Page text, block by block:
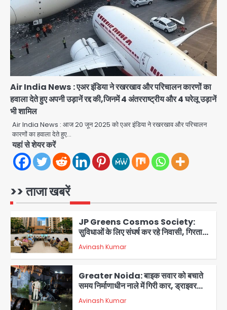
Air India News : एअर इंडिया ने रखरखाव और परिचालन कारणों का
हवाला देते हुए अपनी उड़ानें रद्द की,जिनमें 4 अंतरराष्ट्रीय और 4 घरेलू उड़ानें
भी शामिल
Air India News : आज 20 जून 2025 को एअर इंडिया ने रखरखाव और परिचालन
कारणों का हवाला देते हुए…
यहां से शेयर करें
>> ताजा खबरें
3
Greater Noida: बाइक सवार को बचाते
समय निर्माणाधीन नाले में गिरी कार, ड्राइवर
बाल-बाल बचा
Avinash Kumar
4
Noida Cyber Crime: PM मोदी-
सीतारमण के AI डीपफेक वीडियो से नोएडा में
बुजुर्ग से 70 लाख की ठगी
jai hind janab
5
लिए बड़ी खुशखबरी
1
Student protest in Ranchi: छात्र
2
JP Greens Cosmos Society:
सुविधाओं के लिए संघर्ष कर रहे निवासी, गिरता
प्लास्टर और कमजोर सुरक्षा बनी बड़ी चुनौती
Avinash Kumar
Greater Noida: बाइक सवार को बचाते
समय निर्माणाधीन नाले में गिरी कार, ड्राइवर
बाल-बाल बचा
Avinash Kumar